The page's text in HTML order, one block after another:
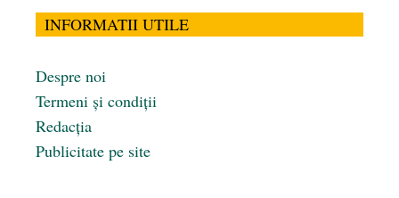
INFORMATII UTILE
Despre noi
Termeni și condiții
Redacția
Publicitate pe site